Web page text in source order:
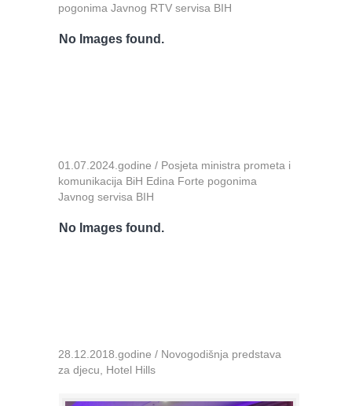
pogonima Javnog RTV servisa BIH
No Images found.
01.07.2024.godine / Posjeta ministra prometa i
komunikacija BiH Edina Forte pogonima
Javnog servisa BIH
No Images found.
28.12.2018.godine / Novogodišnja predstava
za djecu, Hotel Hills